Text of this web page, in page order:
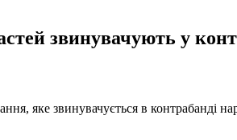
звинувачують у
яке звинувачується в контрабанді